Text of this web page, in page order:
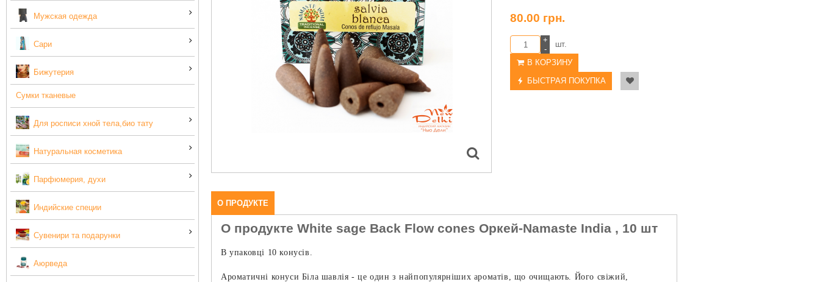
Мужская одежда
Сари
Бижутерия
Сумки тканевые
Для росписи хной тела,био тату
Натуральная косметика
Парфюмерия, духи
Индийские специи
Сувенири та подарунки
Аюрведа
80.00 грн.
+
-
шт.
В КОРЗИНУ
БЫСТРАЯ ПОКУПКА
О ПРОДУКТЕ
О продукте White sage Back Flow cones Оркей-Namaste India , 10 шт
В упаковці 10 конусів.
Ароматичні конуси Біла шавлія - ​​це один з найпопулярніших ароматів, що очищають. Його свіжий,